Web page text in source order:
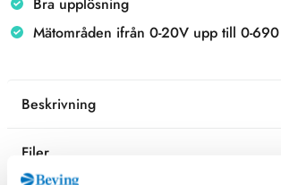
Mätområden ifrån 0-20V upp till 0-
Beskrivning
Filer